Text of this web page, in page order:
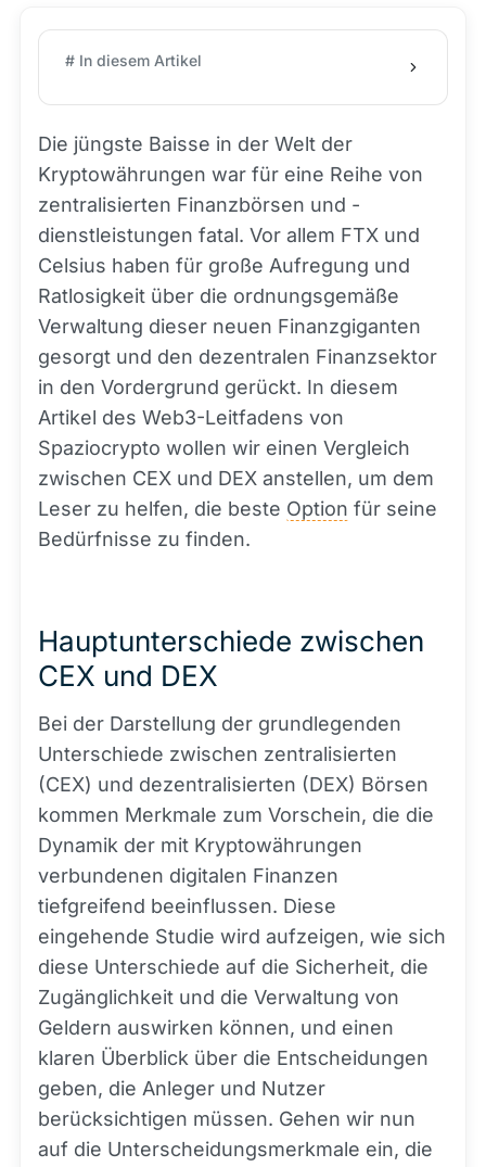
# In diesem Artikel
Die jüngste Baisse in der Welt der
Kryptowährungen war für eine Reihe von
zentralisierten Finanzbörsen und -
dienstleistungen fatal. Vor allem FTX und
Celsius haben für große Aufregung und
Ratlosigkeit über die ordnungsgemäße
Verwaltung dieser neuen Finanzgiganten
gesorgt und den dezentralen Finanzsektor
in den Vordergrund gerückt. In diesem
Artikel des Web3-Leitfadens von
Spaziocrypto wollen wir einen Vergleich
zwischen CEX und DEX anstellen, um dem
Leser zu helfen, die beste Option für seine
Bedürfnisse zu finden.
Hauptunterschiede zwischen
CEX und DEX
Bei der Darstellung der grundlegenden
Unterschiede zwischen zentralisierten
(CEX) und dezentralisierten (DEX) Börsen
kommen Merkmale zum Vorschein, die die
Dynamik der mit Kryptowährungen
verbundenen digitalen Finanzen
tiefgreifend beeinflussen. Diese
eingehende Studie wird aufzeigen, wie sich
diese Unterschiede auf die Sicherheit, die
Zugänglichkeit und die Verwaltung von
Geldern auswirken können, und einen
klaren Überblick über die Entscheidungen
geben, die Anleger und Nutzer
berücksichtigen müssen. Gehen wir nun
auf die Unterscheidungsmerkmale ein, die